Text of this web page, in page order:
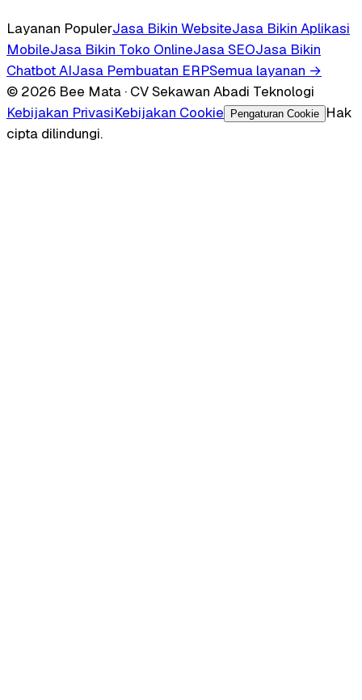
Layanan PopulerJasa Bikin WebsiteJasa Bikin Aplikasi
MobileJasa Bikin Toko OnlineJasa SEOJasa Bikin
Chatbot AIJasa Pembuatan ERPSemua layanan →
© 2026 Bee Mata · CV Sekawan Abadi Teknologi
Kebijakan PrivasiKebijakan Cookie Pengaturan Cookie
Hak
cipta dilindungi.